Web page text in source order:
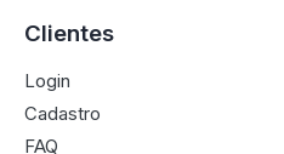
Clientes
Login
Cadastro
FAQ